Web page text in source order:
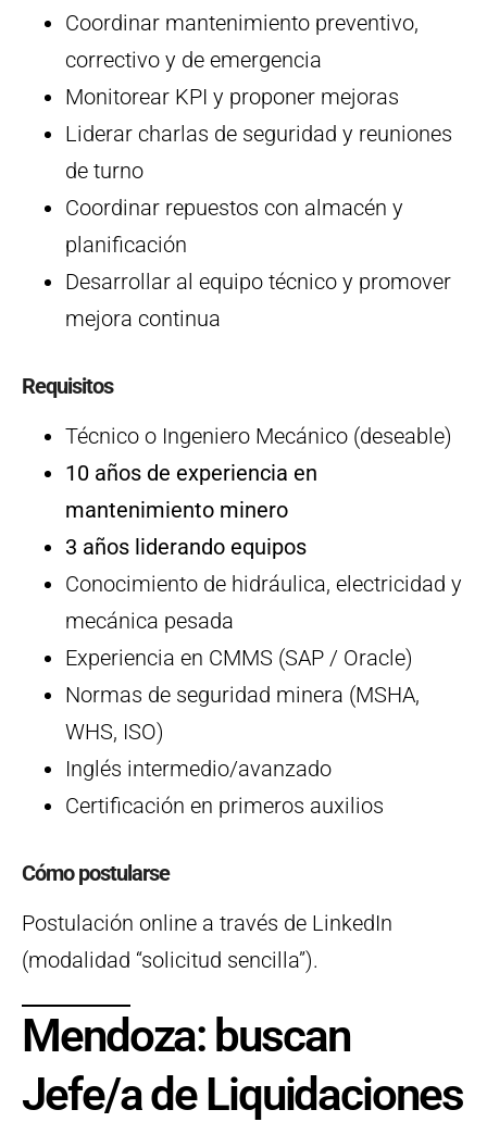
Coordinar mantenimiento preventivo,
correctivo y de emergencia
Monitorear KPI y proponer mejoras
Liderar charlas de seguridad y reuniones
de turno
Coordinar repuestos con almacén y
planificación
Desarrollar al equipo técnico y promover
mejora continua
Requisitos
Técnico o Ingeniero Mecánico (deseable)
10 años de experiencia en
mantenimiento minero
3 años liderando equipos
Conocimiento de hidráulica, electricidad y
mecánica pesada
Experiencia en CMMS (SAP / Oracle)
Normas de seguridad minera (MSHA,
WHS, ISO)
Inglés intermedio/avanzado
Certificación en primeros auxilios
Cómo postularse
Postulación online a través de LinkedIn
(modalidad “solicitud sencilla”).
Mendoza: buscan
Jefe/a de Liquidaciones